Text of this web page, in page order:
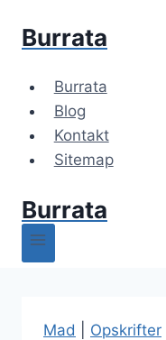
Burrata
Burrata
Blog
Kontakt
Sitemap
Burrata
Mad Opskrifter